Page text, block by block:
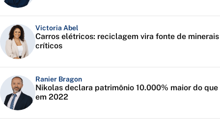
Victoria Abel
Carros elétricos: reciclagem vira fonte de minerais
críticos
Ranier Bragon
Nikolas declara patrimônio 10.000% maior do que
em 2022